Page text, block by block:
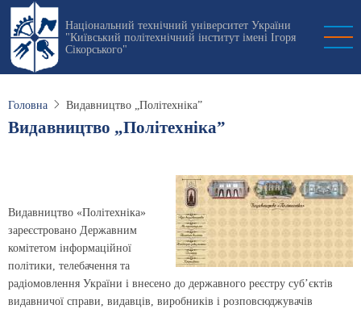
Перейти
основного
вмісту
Національний технічний університет України
"Київський політехнічний інститут імені Ігоря
Сікорського"
Головна Видавництво „Політехніка”
Видавництво „Політехніка”
Видавництво «Політехніка»
зареєстровано Державним
комітетом інформаційної
політики, телебачення та
радіомовлення України і внесено до державного реєстру суб’єктів
видавничої справи, видавців, виробників і розповсюджувачів